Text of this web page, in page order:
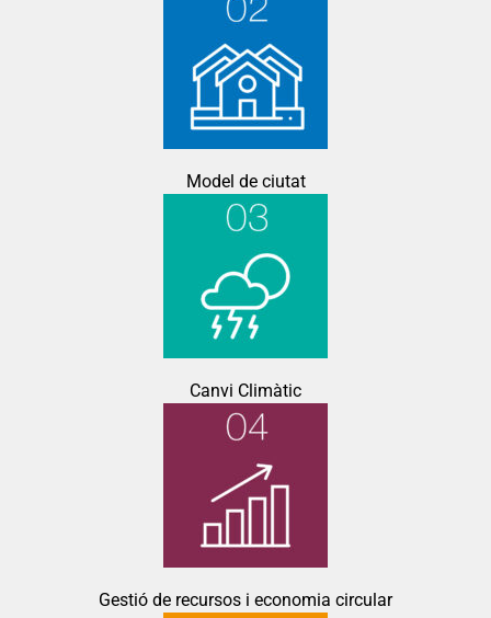
Model de ciutat
Canvi Climàtic
Gestió de recursos i economia circular